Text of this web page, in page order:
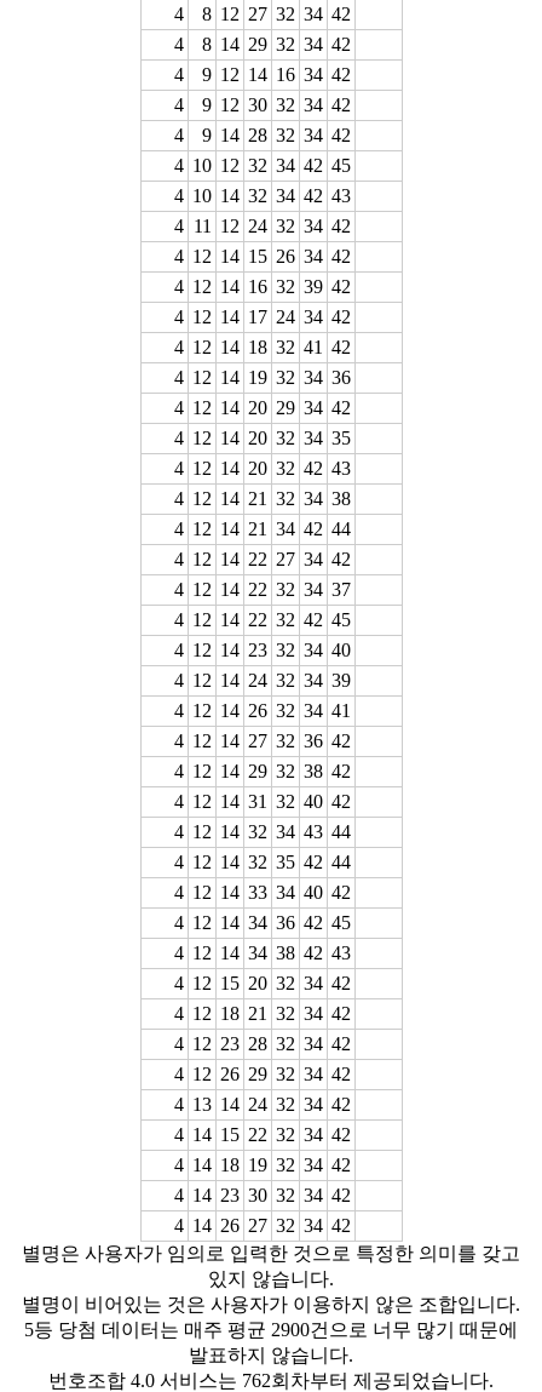
4 8 12 27 32 34 42
4
8 14 29 32 34 42
4
9 12 14 16 34 42
4
9 12 30 32 34 42
4
9 14 28 32 34 42
4 10 12 32 34 42 45
4 10 14 32 34 42 43
4 11 12 24 32 34 42
4 12 14 15 26 34 42
4 12 14 16 32 39 42
4 12 14 17 24 34 42
4 12 14 18 32 41 42
4 12 14 19 32 34 36
4 12 14 20 29 34 42
4 12 14 20 32 34 35
4 12 14 20 32 42 43
4 12 14 21 32 34 38
4 12 14 21 34 42 44
4 12 14 22 27 34 42
4 12 14 22 32 34 37
4 12 14 22 32 42 45
4 12 14 23 32 34 40
4 12 14 24 32 34 39
4 12 14 26 32 34 41
4 12 14 27 32 36 42
4 12 14 29 32 38 42
4 12 14 31 32 40 42
4 12 14 32 34 43 44
4 12 14 32 35 42 44
4 12 14 33 34 40 42
4 12 14 34 36 42 45
4 12 14 34 38 42 43
4 12 15 20 32 34 42
4 12 18 21 32 34 42
4 12 23 28 32 34 42
4 12 26 29 32 34 42
4 13 14 24 32 34 42
4 14 15 22 32 34 42
4 14 18 19 32 34 42
4 14 23 30 32 34 42
4 14 26 27 32 34 42
별명은 사용자가 임의로 입력한 것으로 특정한 의미를 갖고
있지 않습니다.
별명이 비어있는 것은 사용자가 이용하지 않은 조합입니다.
5등 당첨 데이터는 매주 평균 2900건으로 너무 많기 때문에
발표하지 않습니다.
번호조합 4.0 서비스는 762회차부터 제공되었습니다.